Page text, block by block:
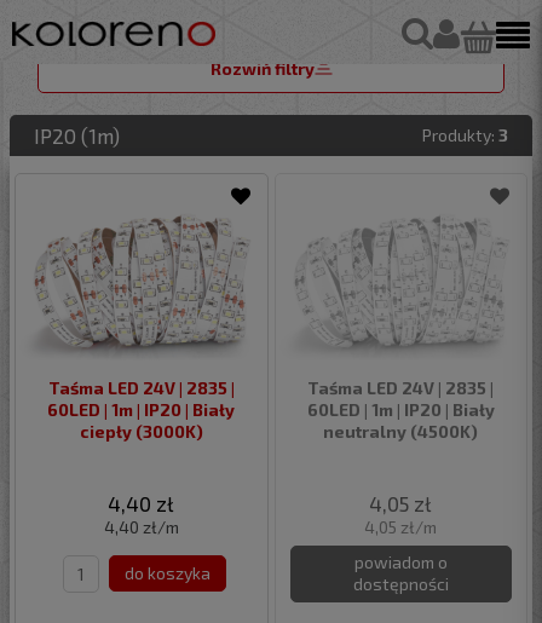
Rozwiń filtry
IP20 (1m) Produkty: 3
Taśma LED 24V | 2835 |
60LED | 1m | IP20 | Biały
ciepły (3000K)
4,40 zł
4,40 zł/m
do koszyka
Taśma LED 24V | 2835 |
60LED | 1m | IP20 | Biały
neutralny (4500K)
4,05 zł
4,05 zł/m
powiadom o
dostępności